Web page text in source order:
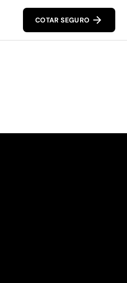
COTAR SEGURO